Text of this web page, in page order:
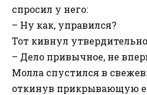
спросил у него:
– Ну как, управился?
Тот кивнул
– Дело привычное, не
Молла спустился в
откинув прикрывающую